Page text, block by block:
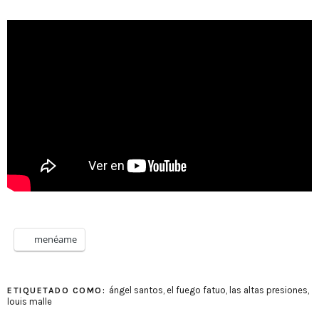
menéame
ETIQUETADO COMO: ángel santos, el fuego fatuo, las altas presiones,
louis malle